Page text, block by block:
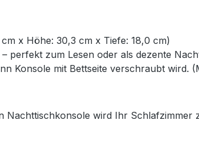
x Höhe: 30,3 cm x Tiefe: 18,0 cm)
perfekt zum Lesen oder als dezente
Konsole mit Bettseite verschraubt wird.
wird Ihr Schlafzimmer